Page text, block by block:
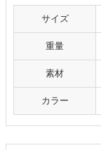
サイズ
重量
素材
カラー